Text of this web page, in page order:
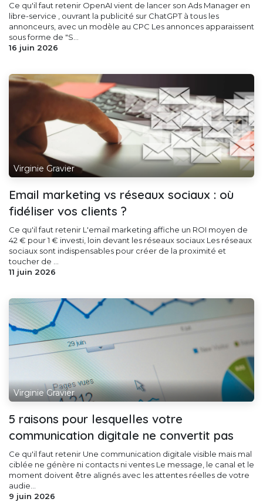
Ce qu'il faut retenir OpenAI vient de lancer son Ads Manager en
libre-service , ouvrant la publicité sur ChatGPT à tous les
annonceurs, avec un modèle au CPC Les annonces apparaissent
sous forme de "S...
16 juin 2026
Virginie Gravier
Email marketing vs réseaux sociaux : où
fidéliser vos clients ?
Ce qu'il faut retenir L'email marketing affiche un ROI moyen de
42 € pour 1 € investi, loin devant les réseaux sociaux Les réseaux
sociaux sont indispensables pour créer de la proximité et
toucher de ...
11 juin 2026
Virginie Gravier
5 raisons pour lesquelles votre
communication digitale ne convertit pas
Ce qu'il faut retenir Une communication digitale visible mais mal
ciblée ne génère ni contacts ni ventes Le message, le canal et le
moment doivent être alignés avec les attentes réelles de votre
audie...
9 juin 2026